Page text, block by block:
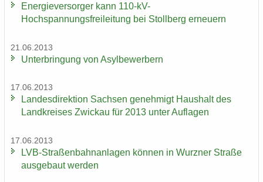
En­er­gie­ver­sor­ger kann 110-​kV-
Hochspannungsfreileitung bei Stoll­berg er­neu­ern
21.06.2013
Un­ter­brin­gung von Asyl­be­wer­bern
17.06.2013
Lan­des­di­rek­ti­on Sach­sen ge­neh­migt Haus­halt des
Land­krei­ses Zwi­ckau für 2013 unter Auf­la­gen
17.06.2013
LVB-​Straßenbahnanlagen kön­nen in Wurz­ner Stra­ße
aus­ge­baut wer­den